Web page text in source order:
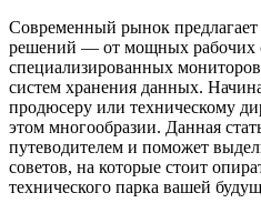
Современный рынок предлагает
решений — от мощных рабочих
специализированных
систем хранения данных.
продюсеру или техническому
этом многообразии. Данная
путеводителем и поможет
советов, на которые стоит
технического парка вашей